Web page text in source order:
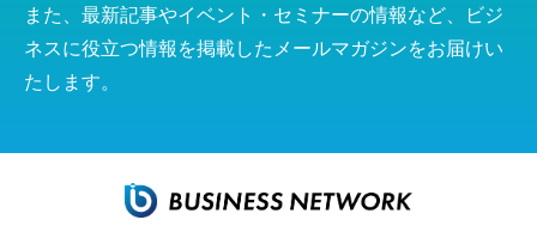
また、最新記事やイベント・セミナーの情報など、ビジ
ネスに役立つ情報を掲載したメールマガジンをお届けい
たします。